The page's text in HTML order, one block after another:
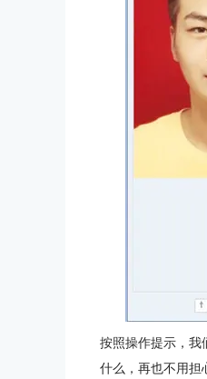
按照操作提示，我
什么，再也不用担